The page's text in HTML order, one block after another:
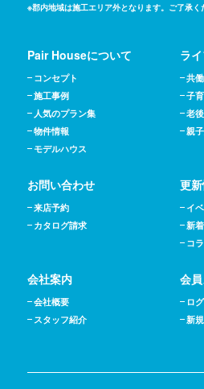
※郡内地域は施工エリア外となります。ご了承く
Pair Houseについて
コンセプト
施工事例
人気のプラン集
物件情報
モデルハウス
ラ
共
子
老
親
お問い合わせ
来店予約
カタログ請求
更
イ
新
コ
会社案内
会社概要
スタッフ紹介
会
ロ
新